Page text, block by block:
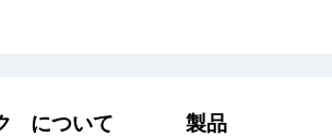
について 製品